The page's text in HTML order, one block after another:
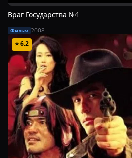
Враг Государства №1
Фильм 2008
⭐6.2